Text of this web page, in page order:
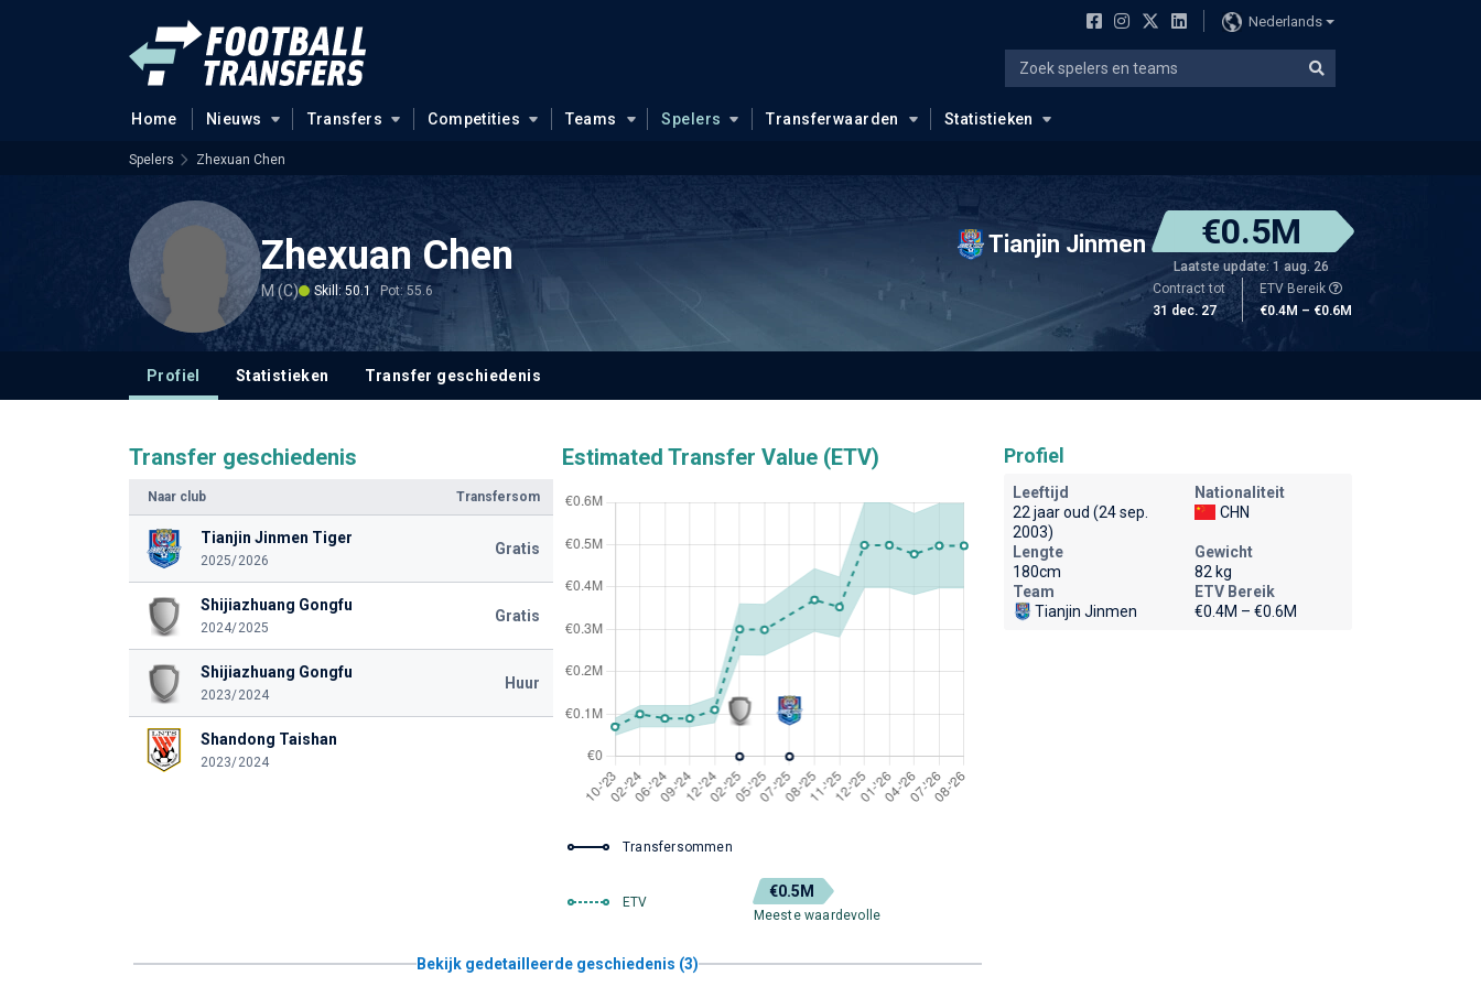
Nederlands
Home Nieuws Transfers Competities Teams Spelers Transferwaarden Statistieken
Spelers Zhexuan Chen
Zhexuan Chen
M (C) Skill: 50.1 Pot: 55.6
Tianjin Jinmen €0.5M
Laatste update: 1 aug. 26
Contract tot
31 dec. 27
ETV Bereik
€0.4M – €0.6M
Profiel Statistieken Transfer geschiedenis
Transfer geschiedenis
Naar club Transfersom
Tianjin Jinmen Tiger
2025/2026
Gratis
Shijiazhuang Gongfu
2024/2025
Gratis
Shijiazhuang Gongfu
2023/2024
Huur
Shandong Taishan
2023/2024
Estimated Transfer Value (ETV)
Transfersommen
ETV
€0.5M
Meeste waardevolle
Bekijk gedetailleerde geschiedenis (3)
Profiel
Leeftijd
22 jaar oud (24 sep.
2003)
Nationaliteit
CHN
Lengte
180cm
Gewicht
82 kg
Team
Tianjin Jinmen
ETV Bereik
€0.4M – €0.6M